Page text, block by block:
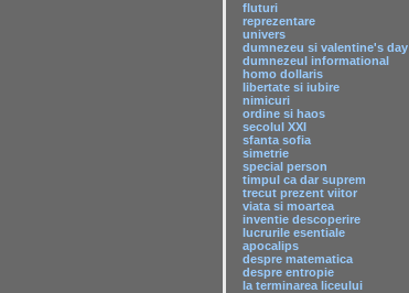
fluturi
reprezentare
univers
dumnezeu si valentine's day
dumnezeul informational
homo dollaris
libertate si iubire
nimicuri
ordine si haos
secolul XXI
sfanta sofia
simetrie
special person
timpul ca dar suprem
trecut prezent viitor
viata si moartea
inventie descoperire
lucrurile esentiale
apocalips
despre matematica
despre entropie
la terminarea liceului